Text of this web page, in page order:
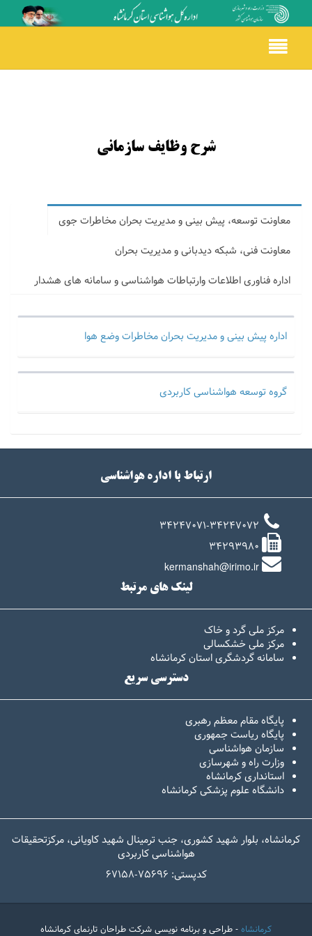
Toggle
navigation
شرح وظایف سازمانی
معاونت توسعه، پیش بینی و مدیریت بحران مخاطرات جوی
معاونت فنی، شبکه دیدبانی و مدیریت بحران
اداره فناوری اطلاعات وارتباطات هواشناسی و سامانه های هشدار
اداره پیش بینی و مدیریت بحران مخاطرات وضع هوا
گروه توسعه هواشناسی کاربردی
ارتباط با اداره هواشناسی
34247071-34247072
34293980
kermanshah@irimo.ir
لینک های مرتبط
مرکز ملی گرد و خاک
مرکز ملی خشکسالی
سامانه گردشگری استان کرمانشاه
دسترسی سریع
پایگاه مقام معظم رهبری
پایگاه ریاست جمهوری
سازمان هواشناسی
وزارت راه و شهرسازی
استانداری کرمانشاه
دانشگاه علوم پزشکی کرمانشاه
کرمانشاه، بلوار شهید کشوری، جنب ترمینال شهید کاویانی، مرکزتحقیقات
هواشناسی کاربردی
67158-کدپستی: 75696
کرمانشاه - طراحی و برنامه نویسی شرکت طراحان تارنمای کرمانشاه